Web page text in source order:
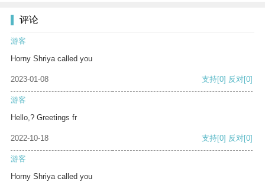
评论
游客
Horny Shriya called you
2023-01-08 支持[0] 反对[0]
游客
Hello,? Greetings fr
2022-10-18 支持[0] 反对[0]
游客
Horny Shriya called you